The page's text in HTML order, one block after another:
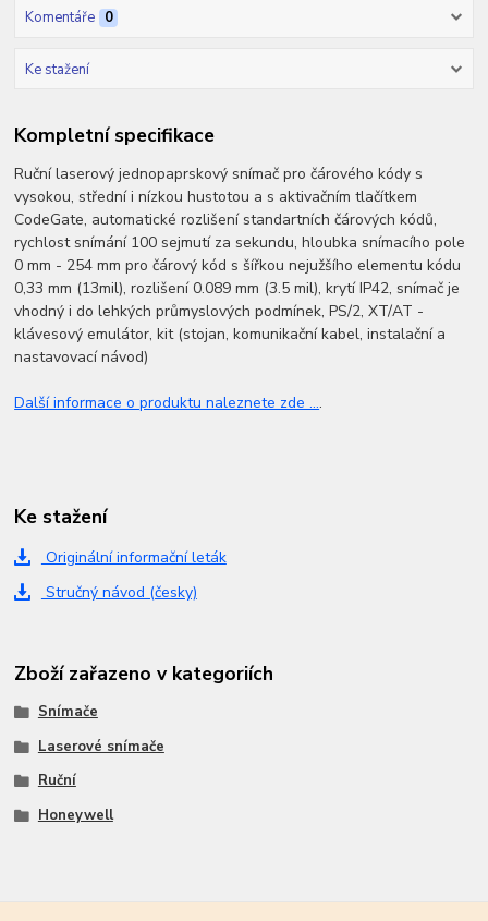
Komentáře 0
Ke stažení
Kompletní specifikace
Ruční laserový jednopaprskový snímač pro čárového kódy s
vysokou, střední i nízkou hustotou a s aktivačním tlačítkem
CodeGate, automatické rozlišení standartních čárových kódů,
rychlost snímání 100 sejmutí za sekundu, hloubka snímacího pole
0 mm - 254 mm pro čárový kód s šířkou nejužšího elementu kódu
0,33 mm (13mil), rozlišení 0.089 mm (3.5 mil), krytí IP42, snímač je
vhodný i do lehkých průmyslových podmínek, PS/2, XT/AT -
klávesový emulátor, kit (stojan, komunikační kabel, instalační a
nastavovací návod)
Další informace o produktu naleznete zde ....
Ke stažení
Originální informační leták
Stručný návod (česky)
Zboží zařazeno v kategoriích
Snímače
Laserové snímače
Ruční
Honeywell